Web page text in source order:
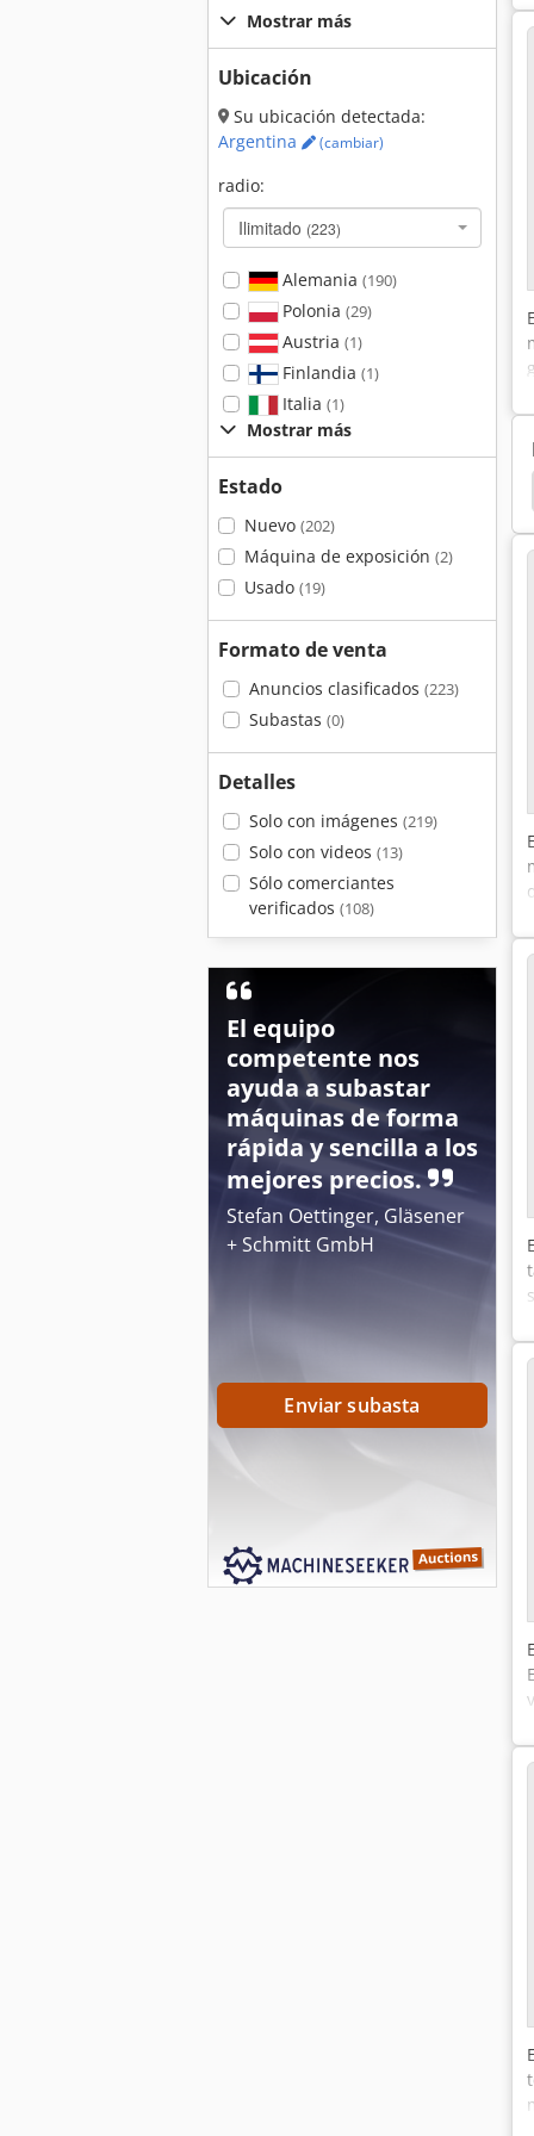
Mostrar más
Ubicación
Su ubicación detectada:
Argentina
(cambiar)
radio:
Ilimitado (223)
Alemania (190)
Polonia (29)
Austria (1)
Finlandia (1)
Italia (1)
Mostrar más
Estado
Nuevo (202)
Máquina de exposición (2)
Usado (19)
Formato de venta
Anuncios clasificados (223)
Subastas (0)
Detalles
Solo con imágenes (219)
Solo con videos (13)
Sólo comerciantes
verificados (108)
El equipo
competente nos
ayuda a subastar
máquinas de forma
rápida y sencilla a los
mejores precios.
Stefan Oettinger, Gläsener
+ Schmitt GmbH
Enviar subasta
Fehlmann Picomax 56 Top